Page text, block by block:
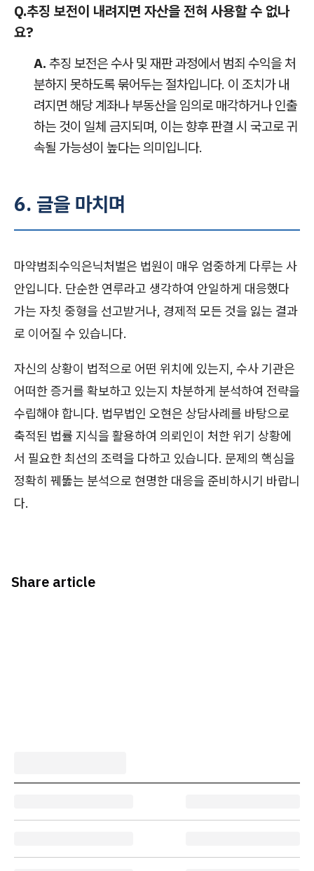
Q.추징 보전이 내려지면 자산을 전혀 사용할 수 없나
요?
A. 추징 보전은 수사 및 재판 과정에서 범죄 수익을 처
분하지 못하도록 묶어두는 절차입니다. 이 조치가 내
려지면 해당 계좌나 부동산을 임의로 매각하거나 인출
하는 것이 일체 금지되며, 이는 향후 판결 시 국고로 귀
속될 가능성이 높다는 의미입니다.
6. 글을 마치며
마약범죄수익은닉처벌은 법원이 매우 엄중하게 다루는 사
안입니다. 단순한 연루라고 생각하여 안일하게 대응했다
가는 자칫 중형을 선고받거나, 경제적 모든 것을 잃는 결과
로 이어질 수 있습니다.
자신의 상황이 법적으로 어떤 위치에 있는지, 수사 기관은
어떠한 증거를 확보하고 있는지 차분하게 분석하여 전략을
수립해야 합니다. 법무법인 오현은 상담사례를 바탕으로
축적된 법률 지식을 활용하여 의뢰인이 처한 위기 상황에
서 필요한 최선의 조력을 다하고 있습니다. 문제의 핵심을
정확히 꿰뚫는 분석으로 현명한 대응을 준비하시기 바랍니
다.
Share article